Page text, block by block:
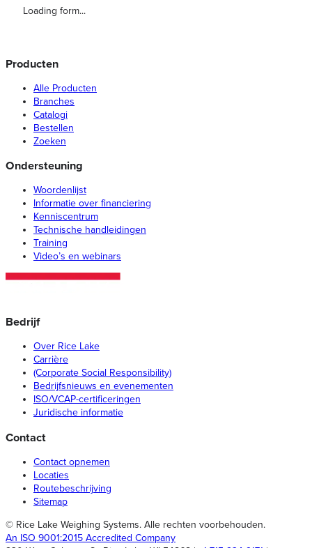
Loading form...
Producten
Alle Producten
Branches
Catalogi
Bestellen
Zoeken
Ondersteuning
Woordenlijst
Informatie over financiering
Kenniscentrum
Technische handleidingen
Training
Video’s en webinars
Bedrijf
Over Rice Lake
Carrière
(Corporate Social Responsibility)
Bedrijfsnieuws en evenementen
ISO/VCAP-certificeringen
Juridische informatie
Contact
Contact opnemen
Locaties
Routebeschrijving
Sitemap
© Rice Lake Weighing Systems. Alle rechten voorbehouden.
An ISO 9001:2015 Accredited Company